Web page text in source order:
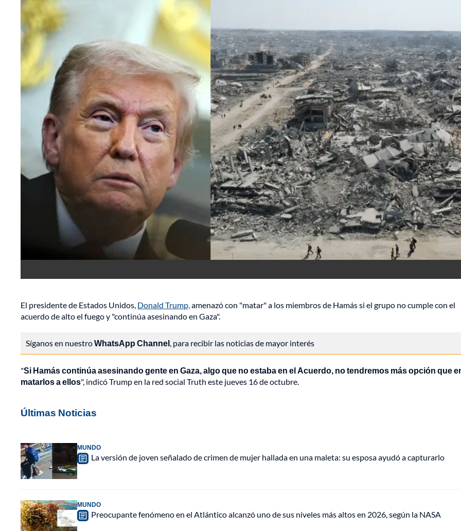
El presidente de Estados Unidos, Donald Trump,amenazó con "matar" a los miembros de Hamás si el grupo no cumple con el
acuerdo de alto el fuego y "continúa asesinando en Gaza".
Síganos en nuestroWhatsApp Channel, para recibir las noticias de mayor interés
"Si Hamás continúa asesinando gente en Gaza, algo que no estaba en el Acuerdo, no tendremos más opción que
matarlos a ellos", indicó Trump en la red social Truth este jueves 16 de octubre.
Últimas Noticias
MUNDO
La versión de joven señalado de crimen de mujer hallada en una maleta: su esposa ayudó a capturarlo
MUNDO
Preocupante fenómeno en el Atlántico alcanzó uno de sus niveles más altos en 2026, según la NASA